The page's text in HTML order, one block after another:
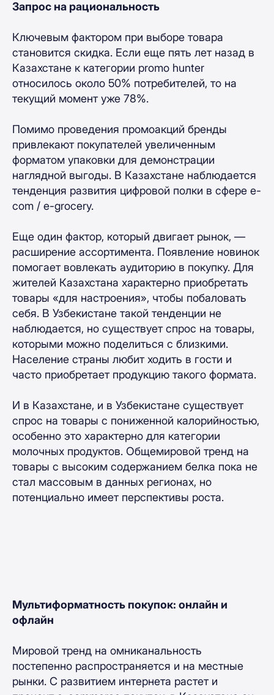
Запрос на рациональность
Ключевым фактором при выборе товара
становится скидка. Если еще пять лет назад в
Казахстане к категории promo hunter
относилось около 50% потребителей, то на
текущий момент уже 78%.
Помимо проведения промоакций бренды
привлекают покупателей увеличенным
форматом упаковки для демонстрации
наглядной выгоды. В Казахстане наблюдается
тенденция развития цифровой полки в сфере e-
com / e-grocery.
Еще один фактор, который двигает рынок, —
расширение ассортимента. Появление новинок
помогает вовлекать аудиторию в покупку. Для
жителей Казахстана характерно приобретать
товары «‎для настроения»‎, чтобы побаловать
себя. В Узбекистане такой тенденции не
наблюдается, но существует спрос на товары,
которыми можно поделиться с близкими.
Население страны любит ходить в гости и
часто приобретает продукцию такого формата.
И в Казахстане, и в Узбекистане существует
спрос на товары с пониженной калорийностью,
особенно это характерно для категории
молочных продуктов. Общемировой тренд на
товары с высоким содержанием белка пока не
стал массовым в данных регионах, но
потенциально имеет перспективы роста.
Мультиформатность покупок: онлайн и
офлайн
Мировой тренд на омниканальность
постепенно распространяется и на местные
рынки. С развитием интернета растет и